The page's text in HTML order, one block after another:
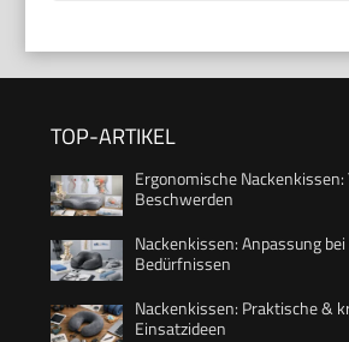
TOP-ARTIKEL
Ergonomische Nackenkissen:
Beschwerden
Nackenkissen: Anpassung
Bedürfnissen
Nackenkissen: Praktische &
Einsatzideen